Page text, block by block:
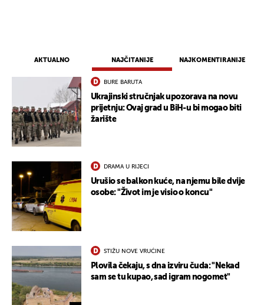
AKTUALNO NAJČITANIJE NAJKOMENTIRANIJE
BURE BARUTA
Ukrajinski stručnjak upozorava na novu
prijetnju: Ovaj grad u BiH-u bi mogao biti
žarište
DRAMA U RIJECI
Urušio se balkon kuće, na njemu bile dvije
osobe: "Život im je visio o koncu"
STIŽU NOVE VRUĆINE
Plovila čekaju, s dna izviru čuda: "Nekad
sam se tu kupao, sad igram nogomet"